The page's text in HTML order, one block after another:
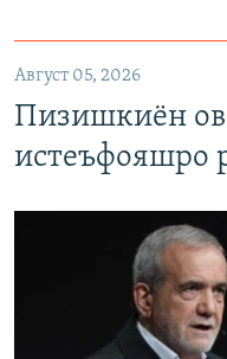
Август 05, 2026
Пизишкиён
истеъфояшро